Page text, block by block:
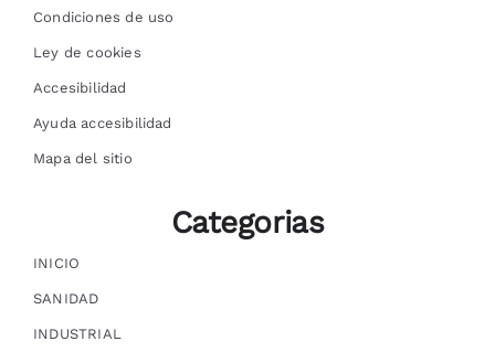
Condiciones de uso
Ley de cookies
Accesibilidad
Ayuda accesibilidad
Mapa del sitio
Categorias
INICIO
SANIDAD
INDUSTRIAL